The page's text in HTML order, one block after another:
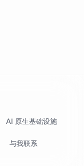
AI 原生基础设施
与我联系